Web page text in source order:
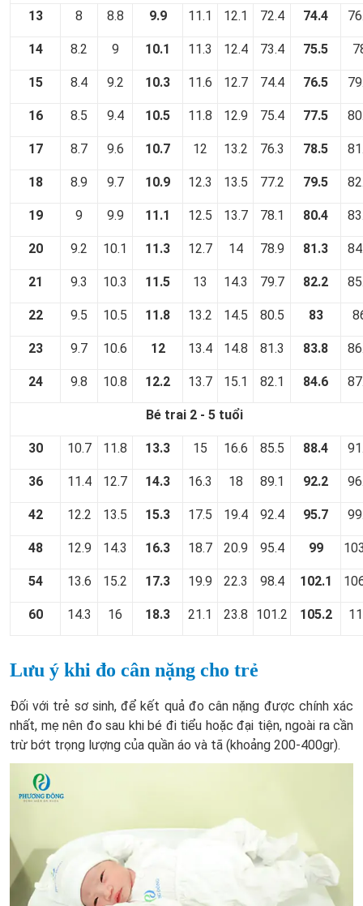
13 8 8.8 9.9 11.1 12.1 72.4 74.4
14 8.2 9 10.1 11.3 12.4 73.4 75.5
15 8.4 9.2 10.3 11.6 12.7 74.4 76.5
16 8.5 9.4 10.5 11.8 12.9 75.4 77.5
17 8.7 9.6 10.7 12 13.2 76.3 78.5
18 8.9 9.7 10.9 12.3 13.5 77.2 79.5
19 9 9.9 11.1 12.5 13.7 78.1 80.4
20 9.2 10.1 11.3 12.7 14 78.9 81.3
21 9.3 10.3 11.5 13 14.3 79.7 82.2
22 9.5 10.5 11.8 13.2 14.5 80.5 83
23 9.7 10.6 12 13.4 14.8 81.3 83.8
24 9.8 10.8 12.2 13.7 15.1 82.1 84.6
Bé trai 2 - 5 tuổi
30 10.7 11.8 13.3 15 16.6 85.5 88.4
36 11.4 12.7 14.3 16.3 18 89.1 92.2
42 12.2 13.5 15.3 17.5 19.4 92.4 95.7
48 12.9 14.3 16.3 18.7 20.9 95.4 99
54 13.6 15.2 17.3 19.9 22.3 98.4 102.1
60 14.3 16 18.3 21.1 23.8 101.2 105.2
Lưu ý khi đo cân nặng cho trẻ
Đối với trẻ sơ sinh, để kết quả đo cân nặng được chính xác
nhất, mẹ nên đo sau khi bé đi tiểu hoặc đại tiện, ngoài ra cần
trừ bớt trọng lượng của quần áo và tã (khoảng 200-400gr).